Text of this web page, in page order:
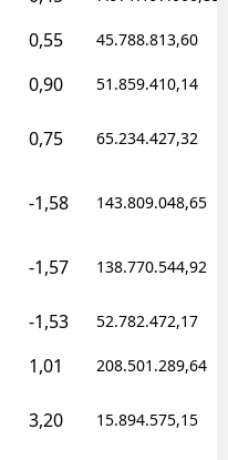
Malatya
Manisa
Kahramanmaraş
Muş
Nevşehir
Niğde
Ordu
0,55 45.788.813,60
0,90 51.859.410,14
0,75 65.234.427,32
-1,58 143.809.048,65
-1,57 138.770.544,92
-1,53 52.782.472,17
1,01 208.501.289,64
3,20 15.894.575,15